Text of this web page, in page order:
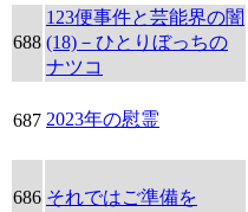
688
123便事件と芸能界の闇
(18)－ひとりぼっちの
ナツコ
687 2023年の慰霊
686 それではご準備を